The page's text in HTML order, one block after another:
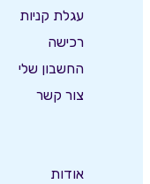
עגלת קניות
רכישה
החשבון שלי
צור קשר
אודות